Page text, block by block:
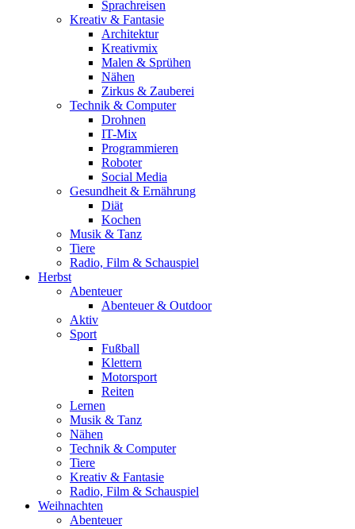
Sprachreisen
Kreativ & Fantasie
Architektur
Kreativmix
Malen & Sprühen
Nähen
Zirkus & Zauberei
Technik & Computer
Drohnen
IT-Mix
Programmieren
Roboter
Social Media
Gesundheit & Ernährung
Diät
Kochen
Musik & Tanz
Tiere
Radio, Film & Schauspiel
Herbst
Abenteuer
Abenteuer & Outdoor
Aktiv
Sport
Fußball
Klettern
Motorsport
Reiten
Lernen
Musik & Tanz
Nähen
Technik & Computer
Tiere
Kreativ & Fantasie
Radio, Film & Schauspiel
Weihnachten
Abenteuer